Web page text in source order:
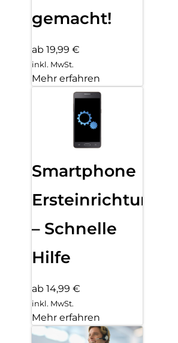
gemacht!
ab 19,99 €
inkl. MwSt.
Mehr erfahren
Smartphone
Ersteinrichtung
– Schnelle
Hilfe
ab 14,99 €
inkl. MwSt.
Mehr erfahren